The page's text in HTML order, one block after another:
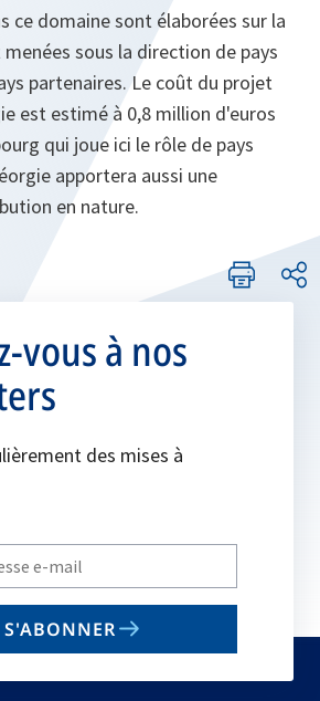
ce domaine sont élaborées sur la
sous la direction de pays
partenaires. Le coût du projet
est estimé à 0,8 million d'euros
qui joue ici le rôle de pays
apportera aussi une
en nature.
vous à nos
des mises à
S'ABONNER